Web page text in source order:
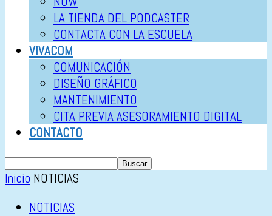
LA TIENDA DEL PODCASTER
CONTACTA CON LA ESCUELA
VIVACOM
COMUNICACIÓN
DISEÑO GRÁFICO
MANTENIMIENTO
CITA PREVIA ASESORAMIENTO DIGITAL
CONTACTO
Inicio NOTICIAS
NOTICIAS